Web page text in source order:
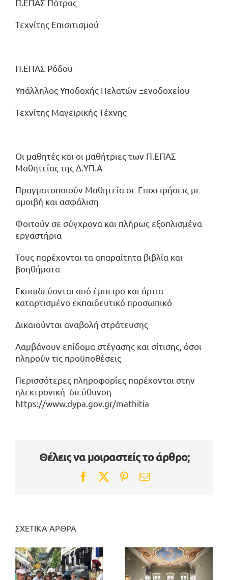
Τεχνίτης Επισιτισμού
Π.ΕΠΑΣ Ρόδου
Υπάλληλος Υποδοχής Πελατών Ξενοδοχείου
Τεχνίτης Μαγειρικής Τέχνης
Οι μαθητές και οι μαθήτριες των Π.ΕΠΑΣ
Μαθητείας της Δ.ΥΠ.Α
Πραγματοποιούν Μαθητεία σε Επιχειρήσεις με
αμοιβή και ασφάλιση
Φοιτούν σε σύγχρονα και πλήρως εξοπλισμένα
εργαστήρια
Τους παρέχονται τα απαραίτητα βιβλία και
βοηθήματα
Εκπαιδεύονται από έμπειρο και άρτια
καταρτισμένο εκπαιδευτικό προσωπικό
Δικαιούνται αναβολή στράτευσης
Λαμβάνουν επίδομα στέγασης και σίτισης, όσοι
πληρούν τις προϋποθέσεις
Περισσότερες πληροφορίες παρέχονται στην
ηλεκτρονική διεύθυνση
https://www.dypa.gov.gr/mathitia
Θέλεις να μοιραστείς το άρθρο;
Facebook
TwitterPinterest
Email
ΣΧΕΤΙΚΑ ΑΡΘΡΑ